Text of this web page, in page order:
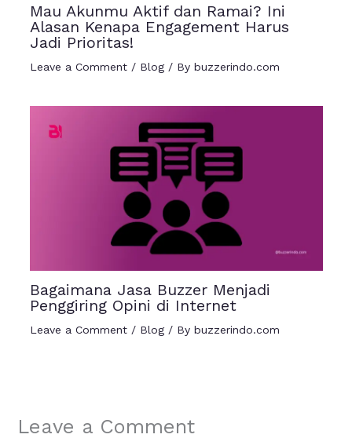
Mau Akunmu Aktif dan Ramai? Ini
Alasan Kenapa Engagement Harus
Jadi Prioritas!
Leave a Comment / Blog/ By buzzerindo.com
Bagaimana Jasa Buzzer Menjadi
Penggiring Opini di Internet
Leave a Comment / Blog/ By buzzerindo.com
Leave a Comment